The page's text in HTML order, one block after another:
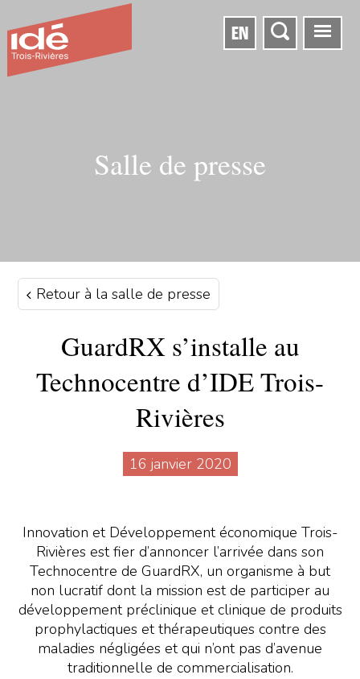
EN
Salle de presse
Retour à la salle de presse
GuardRX s’installe au
Technocentre d’IDE Trois-
Rivières
16 janvier 2020
Innovation et Développement économique Trois-
Rivières est fier d’annoncer l’arrivée dans son
Technocentre de GuardRX, un organisme à but
non lucratif dont la mission est de participer au
développement préclinique et clinique de produits
prophylactiques et thérapeutiques contre des
maladies négligées et qui n’ont pas d’avenue
traditionnelle de commercialisation.